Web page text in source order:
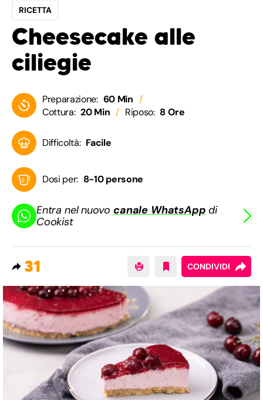
RICETTA
Cheesecake alle
ciliegie
Preparazione: 60 Min
Cottura: 20 Min Riposo: 8 Ore
Difficoltà: Facile
Dosi per: 8-10 persone
Entra nel nuovocanale WhatsApp di
Cookist
31 CONDIVIDI